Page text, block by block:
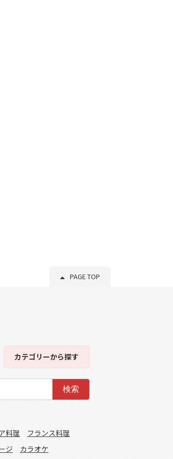
PAGE TOP
カテゴリーから探す
検索
料理
フランス料理
ジ カラオケ